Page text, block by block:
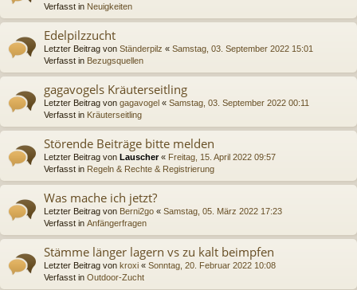
Verfasst in Neuigkeiten
Edelpilzzucht
Letzter Beitrag von Ständerpilz « Samstag, 03. September 2022 15:01
Verfasst in Bezugsquellen
gagavogels Kräuterseitling
Letzter Beitrag von gagavogel « Samstag, 03. September 2022 00:11
Verfasst in Kräuterseitling
Störende Beiträge bitte melden
Letzter Beitrag von Lauscher« Freitag, 15. April 2022 09:57
Verfasst in Regeln & Rechte & Registrierung
Was mache ich jetzt?
Letzter Beitrag von Berni2go « Samstag, 05. März 2022 17:23
Verfasst in Anfängerfragen
Stämme länger lagern vs zu kalt beimpfen
Letzter Beitrag von kroxi « Sonntag, 20. Februar 2022 10:08
Verfasst in Outdoor-Zucht